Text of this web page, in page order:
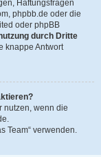
Haftungsfragen
phpbb.de oder die
oder phpBB
durch Dritte
knappe Antwort
nutzen, wenn die
Team“ verwenden.